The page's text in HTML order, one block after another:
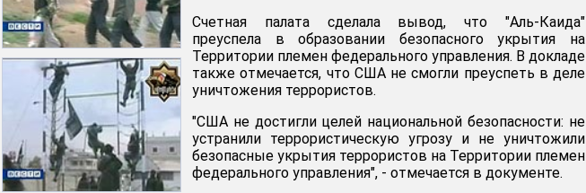
Счетная палата сделала вывод, что "Аль-Каида"
преуспела в образовании безопасного укрытия на
Территории племен федерального управления. В докладе
также отмечается, что США не смогли преуспеть в деле
уничтожения террористов.
"США не достигли целей национальной безопасности: не
устранили террористическую угрозу и не уничтожили
безопасные укрытия террористов на Территории племен
федерального управления", - отмечается в документе.